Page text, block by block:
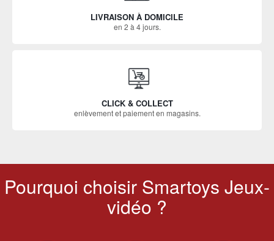
LIVRAISON À DOMICILE
en 2 à 4 jours.
CLICK & COLLECT
enlèvement et paiement en magasins.
Pourquoi choisir Smartoys Jeux-
vidéo ?